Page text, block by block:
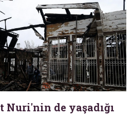
Nuri'nin de yaşadığı